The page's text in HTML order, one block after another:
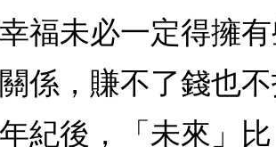
福未必一定得擁
係，賺不了錢也
紀後，「未來」